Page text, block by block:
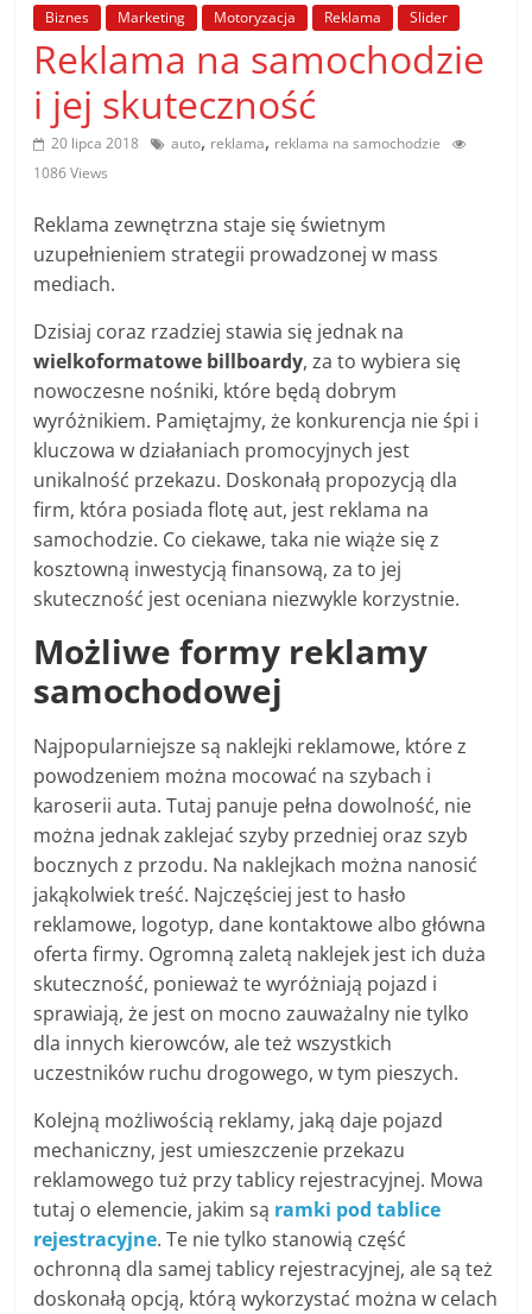
poradniki.
Porady
praktyczne
porady
wskazówki
poradniki
każdy
temat
Biznes Marketing Motoryzacja Reklama Slider
Reklama na samochodzie
i jej skuteczność
20 lipca 2018 auto, reklama, reklama na samochodzie
1086 Views
Reklama zewnętrzna staje się świetnym
uzupełnieniem strategii prowadzonej w mass
mediach.
Dzisiaj coraz rzadziej stawia się jednak na
wielkoformatowe billboardy, za to wybiera się
nowoczesne nośniki, które będą dobrym
wyróżnikiem. Pamiętajmy, że konkurencja nie śpi i
kluczowa w działaniach promocyjnych jest
unikalność przekazu. Doskonałą propozycją dla
firm, która posiada flotę aut, jest reklama na
samochodzie. Co ciekawe, taka nie wiąże się z
kosztowną inwestycją finansową, za to jej
skuteczność jest oceniana niezwykle korzystnie.
Możliwe formy reklamy
samochodowej
Najpopularniejsze są naklejki reklamowe, które z
powodzeniem można mocować na szybach i
karoserii auta. Tutaj panuje pełna dowolność, nie
można jednak zaklejać szyby przedniej oraz szyb
bocznych z przodu. Na naklejkach można nanosić
jakąkolwiek treść. Najczęściej jest to hasło
reklamowe, logotyp, dane kontaktowe albo główna
oferta firmy. Ogromną zaletą naklejek jest ich duża
skuteczność, ponieważ te wyróżniają pojazd i
sprawiają, że jest on mocno zauważalny nie tylko
dla innych kierowców, ale też wszystkich
uczestników ruchu drogowego, w tym pieszych.
Kolejną możliwością reklamy, jaką daje pojazd
mechaniczny, jest umieszczenie przekazu
reklamowego tuż przy tablicy rejestracyjnej. Mowa
tutaj o elemencie, jakim są ramki pod tablice
rejestracyjne. Te nie tylko stanowią część
ochronną dla samej tablicy rejestracyjnej, ale są też
doskonałą opcją, którą wykorzystać można w celach